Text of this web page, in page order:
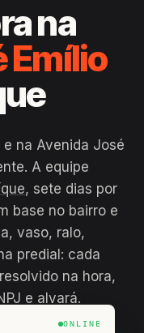
na
Emílio
na Avenida José
A equipe
, sete dias por
base no bairro e
vaso, ralo,
predial: cada
na hora,
e alvará.
ONLINE